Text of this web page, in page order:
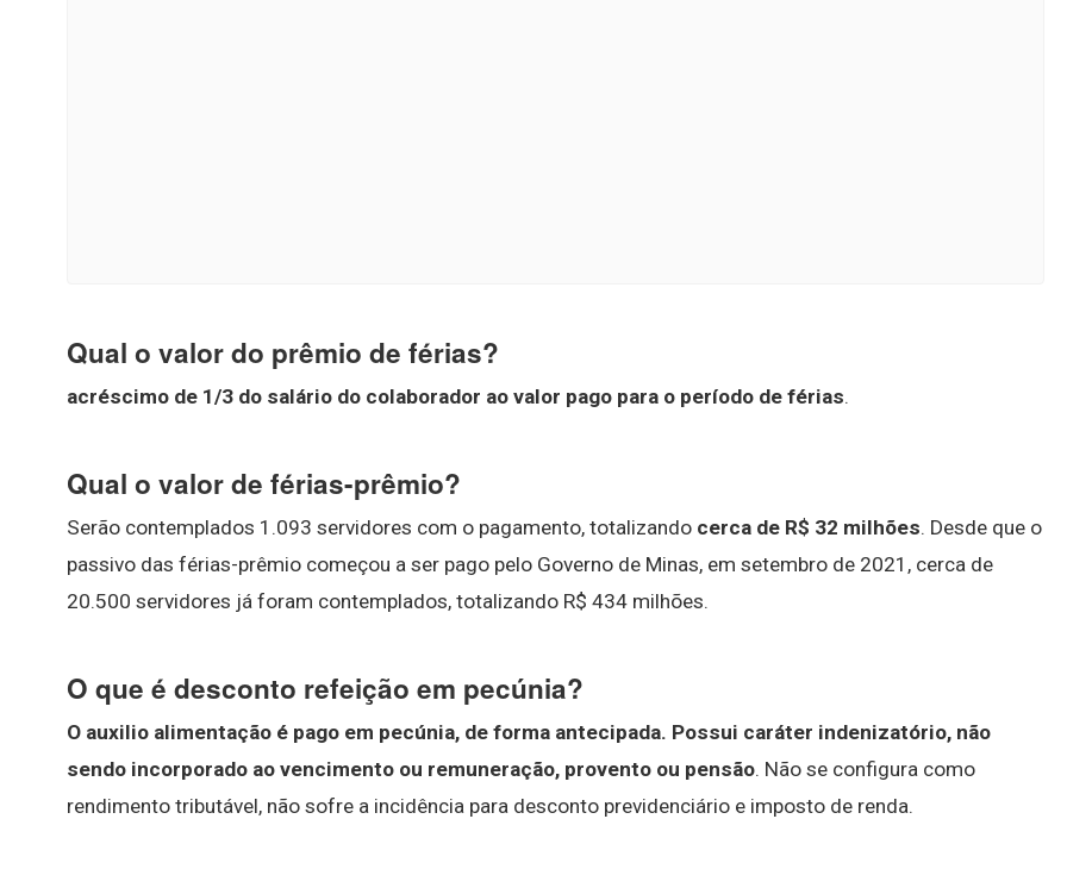
Qual o valor do prêmio de férias?
acréscimo de 1/3 do salário do colaborador ao valor pago para o período de férias.
Qual o valor de férias-prêmio?
Serão contemplados 1.093 servidores com o pagamento, totalizando cerca de R$ 32 milhões. Desde que o
passivo das férias-prêmio começou a ser pago pelo Governo de Minas, em setembro de 2021, cerca de
20.500 servidores já foram contemplados, totalizando R$ 434 milhões.
O que é desconto refeição em pecúnia?
O auxilio alimentação é pago em pecúnia, de forma antecipada. Possui caráter indenizatório, não
sendo incorporado ao vencimento ou remuneração, provento ou pensão. Não se configura como
rendimento tributável, não sofre a incidência para desconto previdenciário e imposto de renda.